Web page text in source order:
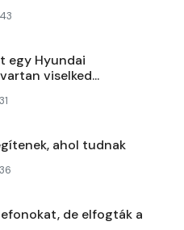
43
egy Hyundai
viselked...
31
ahol tudnak
36
de elfogták a